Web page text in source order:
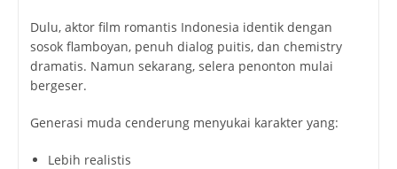
Dulu, aktor film romantis Indonesia identik dengan
sosok flamboyan, penuh dialog puitis, dan chemistry
dramatis. Namun sekarang, selera penonton mulai
bergeser.
Generasi muda cenderung menyukai karakter yang:
Lebih realistis